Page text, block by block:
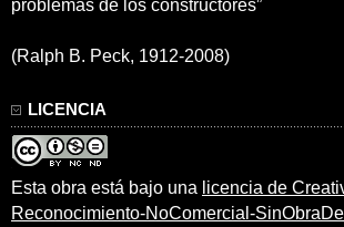
problemas de los constructores”
(Ralph B. Peck, 1912-2008)
LICENCIA
Esta obra está bajo una licencia de
Reconocimiento-NoComercial-